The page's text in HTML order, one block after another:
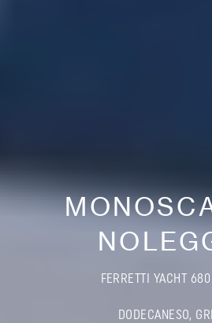
FERRETTI YACHT
DODECANESO,